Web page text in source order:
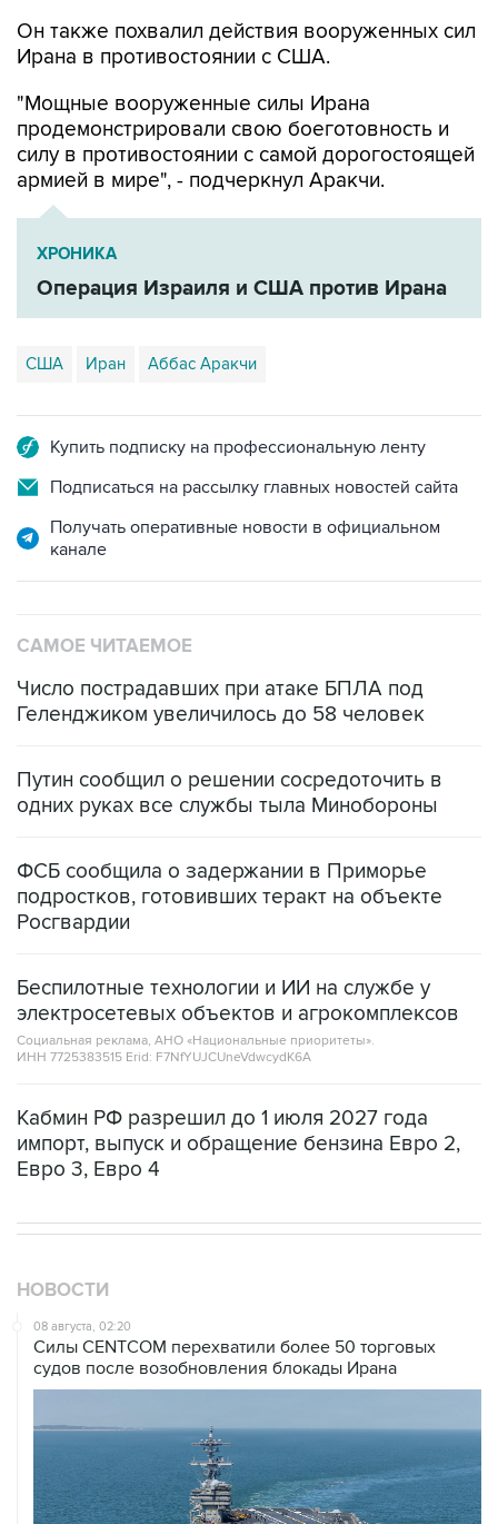
Он также похвалил действия вооруженных сил
Ирана в противостоянии с США.
"Мощные вооруженные силы Ирана
продемонстрировали свою боеготовность и
силу в противостоянии с самой дорогостоящей
армией в мире", - подчеркнул Аракчи.
ХРОНИКА
Операция Израиля и США против Ирана
США Иран Аббас Аракчи
Купить подписку на профессиональную ленту
Подписаться на рассылку главных новостей сайта
Получать оперативные новости в официальном
канале
САМОЕ ЧИТАЕМОЕ
Число пострадавших при атаке БПЛА под
Геленджиком увеличилось до 58 человек
Путин сообщил о решении сосредоточить в
одних руках все службы тыла Минобороны
ФСБ сообщила о задержании в Приморье
подростков, готовивших теракт на объекте
Росгвардии
Беспилотные технологии и ИИ на службе у
электросетевых объектов и агрокомплексов
Социальная реклама, АНО «Национальные приоритеты».
ИНН 7725383515 Erid: F7NfYUJCUneVdwcydK6A
Кабмин РФ разрешил до 1 июля 2027 года
импорт, выпуск и обращение бензина Евро 2,
Евро 3, Евро 4
НОВОСТИ
08 августа, 02:20
Силы CENTCOM перехватили более 50 торговых
судов после возобновления блокады Ирана